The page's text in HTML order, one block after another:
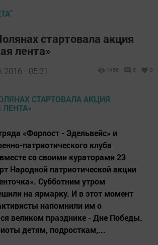
стартовала акция
лента»
2016 - 05:31 1456 0 0
«Форпост - Эдельвейс» и
патриотического клуба
со своими кураторами 23
Народной патриотической акции
Субботним утром
на ярмарку. И в этот момент
напомнили им о
великом празднике - Дне Победы.
детям, подросткам,...